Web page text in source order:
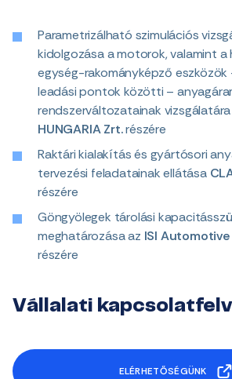
Parametrizálható szimulációs
kidolgozása a motorok, valamint
egység-rakományképző eszközök
leadási pontok közötti –
rendszerváltozatainak
HUNGARIA Zrt.részére
Raktári kialakítás és gyártósori
tervezési feladatainak ellátása
részére
Göngyölegek tárolási
meghatározása az ISI
részére
Vállalati
ELÉRHETŐSÉGÜNK